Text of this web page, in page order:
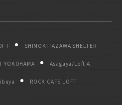
SHIMOKITAZAWA SHELTER
YOKOHAMA Asagaya/Loft A
ROCK CAFE LOFT